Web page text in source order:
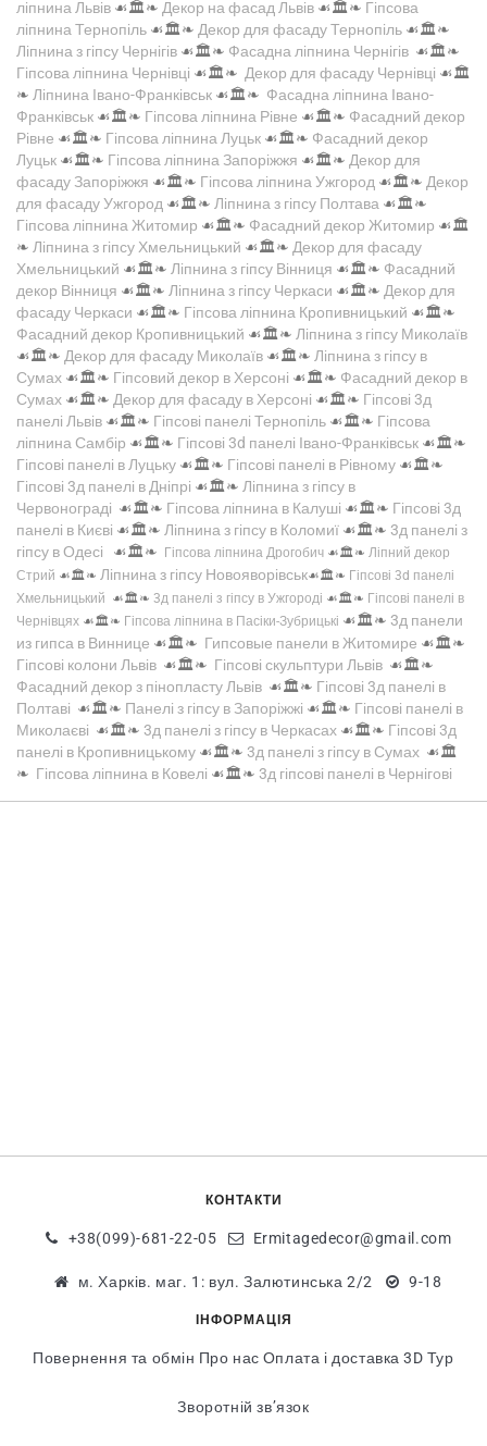
ліпнина Львів ☙🏛️❧ Декор на фасад Львів ☙🏛️❧ Гіпсова
ліпнина Тернопіль ☙🏛️❧ Декор для фасаду Тернопіль ☙🏛️❧
Ліпнина з гіпсу Чернігів ☙🏛️❧ Фасадна ліпнина Чернігів ☙🏛️❧
Гіпсова ліпнина Чернівці ☙🏛️❧ Декор для фасаду Чернівці ☙🏛️
❧ Ліпнина Івано-Франківськ ☙🏛️❧ Фасадна ліпнина Івано-
Франківськ ☙🏛️❧ Гіпсова ліпнина Рівне ☙🏛️❧ Фасадний декор
Рівне ☙🏛️❧ Гіпсова ліпнина Луцьк ☙🏛️❧ Фасадний декор
Луцьк ☙🏛️❧ Гіпсова ліпнина Запоріжжя ☙🏛️❧ Декор для
фасаду Запоріжжя ☙🏛️❧ Гіпсова ліпнина Ужгород ☙🏛️❧ Декор
для фасаду Ужгород ☙🏛️❧ Ліпнина з гіпсу Полтава ☙🏛️❧
Гіпсова ліпнина Житомир ☙🏛️❧ Фасадний декор Житомир ☙🏛️
❧ Ліпнина з гіпсу Хмельницький ☙🏛️❧ Декор для фасаду
Хмельницький ☙🏛️❧ Ліпнина з гіпсу Вінниця ☙🏛️❧ Фасадний
декор Вінниця ☙🏛️❧ Ліпнина з гіпсу Черкаси ☙🏛️❧ Декор для
фасаду Черкаси ☙🏛️❧ Гіпсова ліпнина Кропивницький ☙🏛️❧
Фасадний декор Кропивницький ☙🏛️❧ Ліпнина з гіпсу Миколаїв
☙🏛️❧ Декор для фасаду Миколаїв ☙🏛️❧ Ліпнина з гіпсу в
Сумах ☙🏛️❧ Гіпсовий декор в Херсоні ☙🏛️❧ Фасадний декор в
Сумах ☙🏛️❧ Декор для фасаду в Херсоні ☙🏛️❧ Гіпсові 3д
панелі Львів ☙🏛️❧ Гіпсові панелі Тернопіль ☙🏛️❧ Гіпсова
ліпнина Самбір ☙🏛️❧ Гіпсові 3d панелі Івано-Франківськ ☙🏛️❧
Гіпсові панелі в Луцьку ☙🏛️❧ Гіпсові панелі в Рівному ☙🏛️❧
Гіпсові 3д панелі в Дніпрі ☙🏛️❧ Ліпнина з гіпсу в
Червонограді ☙🏛️❧ Гіпсова ліпнина в Калуші ☙🏛️❧ Гіпсові 3д
панелі в Києві ☙🏛️❧ Ліпнина з гіпсу в Коломиї ☙🏛️❧ 3д панелі з
гіпсу в Одесі ☙🏛️❧ Гіпсова ліпнина Дрогобич ☙🏛️❧ Ліпний декор
Стрий ☙🏛️❧ Ліпнина з гіпсу Новояворівськ☙🏛️❧ Гіпсові 3d панелі
Хмельницький ☙🏛️❧ 3д панелі з гіпсу в Ужгороді ☙🏛️❧ Гіпсові панелі в
Чернівцях ☙🏛️❧ Гіпсова ліпнина в Пасіки-Зубрицькі ☙🏛️❧ 3д панели
из гипса в Виннице ☙🏛️❧ Гипсовые панели в Житомире ☙🏛️❧
Гіпсові колони Львів ☙🏛️❧ Гіпсові скульптури Львів ☙🏛️❧
Фасадний декор з пінопласту Львів ☙🏛️❧ Гіпсові 3д панелі в
Полтаві ☙🏛️❧ Панелі з гіпсу в Запоріжжі ☙🏛️❧ Гіпсові панелі в
Миколаєві ☙🏛️❧ 3д панелі з гіпсу в Черкасах ☙🏛️❧ Гіпсові 3д
панелі в Кропивницькому ☙🏛️❧ 3д панелі з гіпсу в Сумах ☙🏛️
❧ Гіпсова ліпнина в Ковелі ☙🏛️❧ 3д гіпсові панелі в Чернігові
КОНТАКТИ
+38(099)-681-22-05 Ermitagedecor@gmail.com
м. Харків. маг. 1: вул. Залютинська 2/2 9-18
ІНФОРМАЦІЯ
Повернення та обмін Про нас Оплата і доставка 3D Тур
Зворотній зв’язок